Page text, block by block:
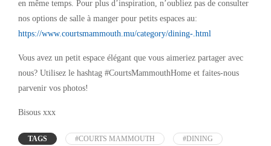
en même temps. Pour plus d’inspiration, n’oubliez pas de consulter
nos options de salle à manger pour petits espaces au:
https://www.courtsmammouth.mu/category/dining-.html
Vous avez un petit espace élégant que vous aimeriez partager avec
nous? Utilisez le hashtag #CourtsMammouthHome et faites-nous
parvenir vos photos!
Bisous xxx
TAGS #COURTS MAMMOUTH
#DINING